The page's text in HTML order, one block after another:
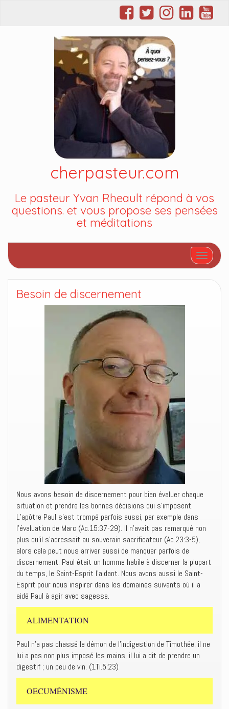
cherpasteur.com
Le pasteur Yvan Rheault répond à vos
questions. et vous propose ses pensées
et méditations
Afficher/
Besoin de discernement
Nous avons besoin de discernement pour bien évaluer chaque
situation et prendre les bonnes décisions qui s’imposent.
L’apôtre Paul s’est trompé parfois aussi, par exemple dans
l’évaluation de Marc (Ac.15:37-29). Il n’avait pas remarqué non
plus qu’il s’adressait au souverain sacrificateur (Ac.23:3-5),
alors cela peut nous arriver aussi de manquer parfois de
discernement. Paul était un homme habile à discerner la plupart
du temps, le Saint-Esprit l’aidant. Nous avons aussi le Saint-
Esprit pour nous inspirer dans les domaines suivants où il a
aidé Paul à agir avec sagesse.
ALIMENTATION
Paul n’a pas chassé le démon de l’indigestion de Timothée, il ne
lui a pas non plus imposé les mains, il lui a dit de prendre un
digestif ; un peu de vin. (1Ti.5:23)
OECUMÉNISME